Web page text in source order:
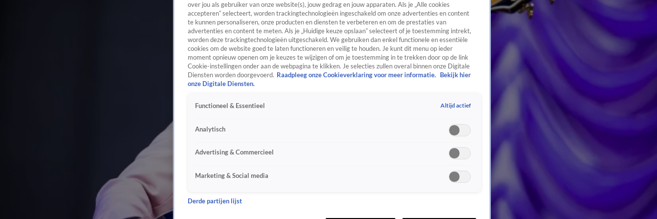
over jou als gebruiker van onze website(s), jouw gedrag en jouw apparaten. Als je „Alle cookies
accepteren” selecteert, worden trackingtechnologieën ingeschakeld om onze advertenties en content
te kunnen personaliseren, onze producten en diensten te verbeteren en om de prestaties van
advertenties en content te meten. Als je „Huidige keuze opslaan” selecteert of je toestemming intrekt,
worden deze trackingtechnologieën uitgeschakeld. We gebruiken dan enkel functionele en essentiële
cookies om de website goed te laten functioneren en veilig te houden. Je kunt dit menu op ieder
moment opnieuw openen om je keuzes te wijzigen of om je toestemming in te trekken door op de link
Cookie-instellingen onder aan de webpagina te klikken. Je selecties zullen overal binnen onze Digitale
Diensten worden doorgevoerd. Raadpleeg onze Cookieverklaring voor meer informatie.
Bekijk hier
onze Digitale Diensten.
Functioneel & Essentieel Altijd actief
Analytisch
Advertising & Commercieel
Marketing & Social media
Derde partijen lijst